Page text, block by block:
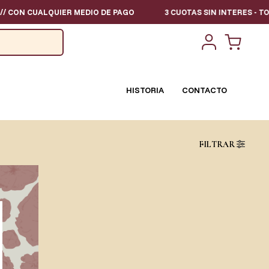
MEDIO DE PAGO 3 CUOTAS SIN INTERES -
HISTORIA CONTACTO
FILTRAR